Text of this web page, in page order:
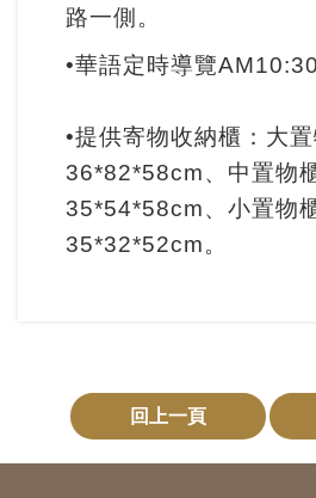
路一側。
•華語定時導覽
•提供寄物收納櫃：大
36*82*58cm、中置物
35*54*58cm、小置物
35*32*52cm。
回上一頁